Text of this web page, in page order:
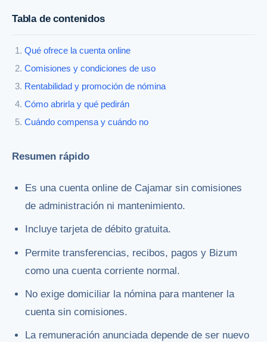
Tabla de contenidos
Qué ofrece la cuenta online
Comisiones y condiciones de uso
Rentabilidad y promoción de nómina
Cómo abrirla y qué pedirán
Cuándo compensa y cuándo no
Resumen rápido
Es una cuenta online de Cajamar sin comisiones
de administración ni mantenimiento.
Incluye tarjeta de débito gratuita.
Permite transferencias, recibos, pagos y Bizum
como una cuenta corriente normal.
No exige domiciliar la nómina para mantener la
cuenta sin comisiones.
La remuneración anunciada depende de ser nuevo